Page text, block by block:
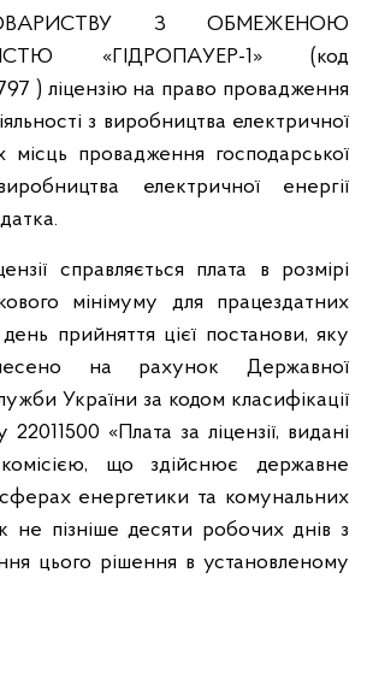
З ОБМЕЖЕНОЮ
«ГІДРОПАУЕР-1» (код
) ліцензію на право провадження
з виробництва електричної
місць провадження господарської
електричної енергії
справляється плата в розмірі
мінімуму для працездатних
прийняття цієї постанови, яку
на рахунок Державної
України за кодом класифікації
«Плата за ліцензії, видані
що здійснює державне
енергетики та комунальних
не пізніше десяти робочих днів з
цього рішення в установленому